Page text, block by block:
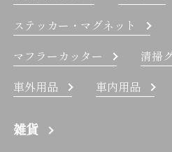
ステッカー・マグネット
マフラーカッター
清掃
車外用品
車内用品
雑貨